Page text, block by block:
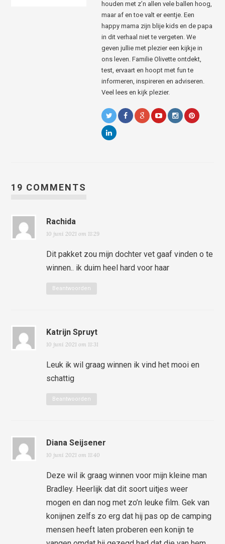
houden met z’n allen vele ballen hoog,
maar af en toe valt er eentje. Een
happy mama zijn blije kids en de papa
in dit verhaal niet te vergeten. We
geven jullie met plezier een kijkje in
ons leven. Familie Olivette ontdekt,
test, ervaart en hoopt met fun te
informeren, inspireren en adviseren.
Veel lees en kijk plezier.
19 COMMENTS
Rachida
10 juni 2021 om 11:29
Dit pakket zou mijn dochter vet gaaf vinden o te
winnen.. ik duim heel hard voor haar
Beantwoorden
Katrijn Spruyt
10 juni 2021 om 11:31
Leuk ik wil graag winnen ik vind het mooi en
schattig
Beantwoorden
Diana Seijsener
10 juni 2021 om 11:40
Deze wil ik graag winnen voor mijn kleine man
Bradley. Heerlijk dat dit soort uitjes weer
mogen en dan nog met zo’n leuke film. Gek van
konijnen zelfs zo erg dat hij pas op de camping
mensen heeft laten proberen een konijn te